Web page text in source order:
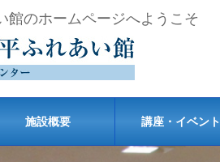
館のホームページへようこそ
施設概要 講座・イベント